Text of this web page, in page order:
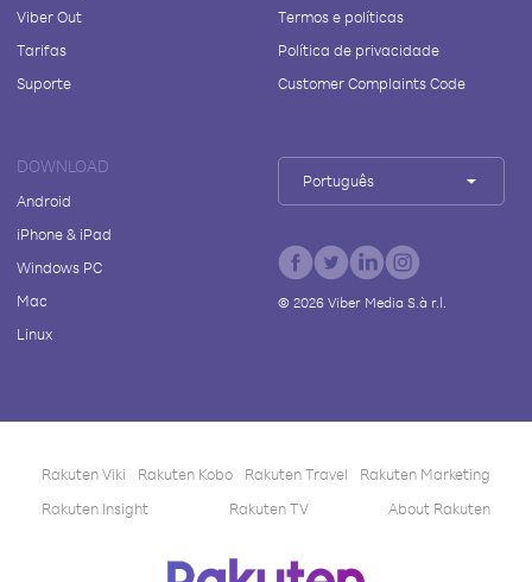
Viber Out
Tarifas
Suporte
Termos e políticas
Política de privacidade
Customer Complaints Code
DOWNLOAD
Android
iPhone & iPad
Windows PC
Mac
Linux
Português
© 2026Viber Media S.à r.l.
Rakuten Viki Rakuten Kobo Rakuten Travel
Rakuten Marketing
Rakuten Insight
Rakuten TV About Rakuten